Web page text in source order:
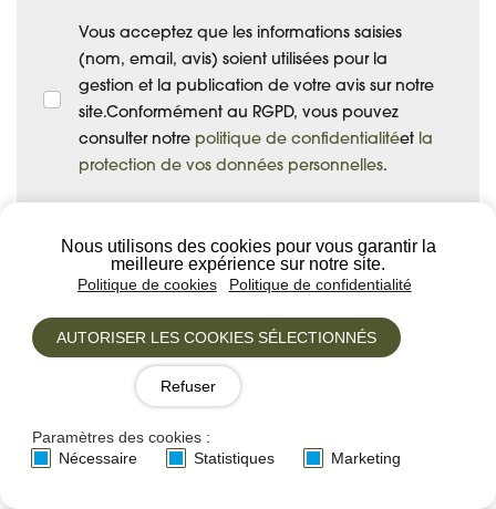
Nous utilisons des cookies pour vous garantir la
meilleure expérience sur notre site.
Politique de cookies Politique de confidentialité
AUTORISER LES COOKIES SÉLECTIONNÉS
Refuser
Paramètres des cookies :
Nécessaire Statistiques Marketing
Vous acceptez que les informations saisies
(nom, email, avis) soient utilisées pour la
gestion et la publication de votre avis sur notre
site.Conformément au RGPD, vous pouvez
consulter notre politique de confidentialitéet la
protection de vos données personnelles.
Envoyer
Autres idées de voyages